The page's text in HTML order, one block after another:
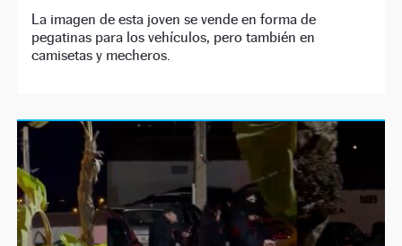
La imagen de esta joven se vende en forma de
pegatinas para los vehículos, pero también en
camisetas y mecheros.